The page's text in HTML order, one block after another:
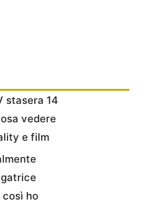
stasera 14
vedere
e film
così ho